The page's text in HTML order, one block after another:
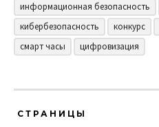
информационная безопасность
кибербезопасность
конкурс
смарт часы
цифровизация
СТРАНИЦЫ